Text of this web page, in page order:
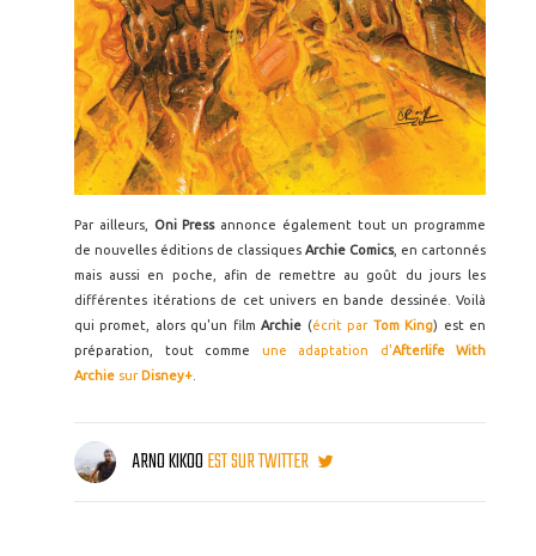
Par ailleurs, Oni Press annonce également tout un programme
de nouvelles éditions de classiques Archie Comics, en cartonnés
mais aussi en poche, afin de remettre au goût du jours les
différentes itérations de cet univers en bande dessinée. Voilà
qui promet, alors qu'un filmArchie (écrit par Tom King) est en
préparation, tout comme une adaptation d'Afterlife With
Archie surDisney+
ARNO KIKOOEST SUR TWITTER